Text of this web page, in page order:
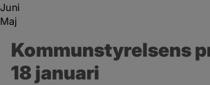
Juni
Maj
Kommunstyrelsens
18 januari